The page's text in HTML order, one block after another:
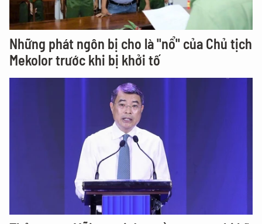
Những phát ngôn bị cho là "nổ" của Chủ tịch
Mekolor trước khi bị khởi tố